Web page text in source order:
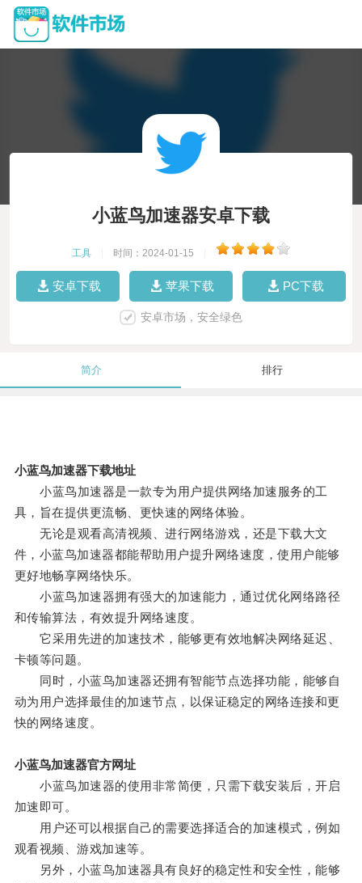
小蓝鸟加速器安卓下载
工具 时间：2024-01-15
安卓下载 苹果下载 PC下载
安卓市场，安全绿色
简介 排行
小蓝鸟加速器下载地址
小蓝鸟加速器是一款专为用户提供网络加速服务的工
具，旨在提供更流畅、更快速的网络体验。
无论是观看高清视频、进行网络游戏，还是下载大文
件，小蓝鸟加速器都能帮助用户提升网络速度，使用户能够
更好地畅享网络快乐。
小蓝鸟加速器拥有强大的加速能力，通过优化网络路径
和传输算法，有效提升网络速度。
它采用先进的加速技术，能够更有效地解决网络延迟、
卡顿等问题。
同时，小蓝鸟加速器还拥有智能节点选择功能，能够自
动为用户选择最佳的加速节点，以保证稳定的网络连接和更
快的网络速度。
小蓝鸟加速器官方网址
小蓝鸟加速器的使用非常简便，只需下载安装后，开启
加速即可。
用户还可以根据自己的需要选择适合的加速模式，例如
观看视频、游戏加速等。
另外，小蓝鸟加速器具有良好的稳定性和安全性，能够